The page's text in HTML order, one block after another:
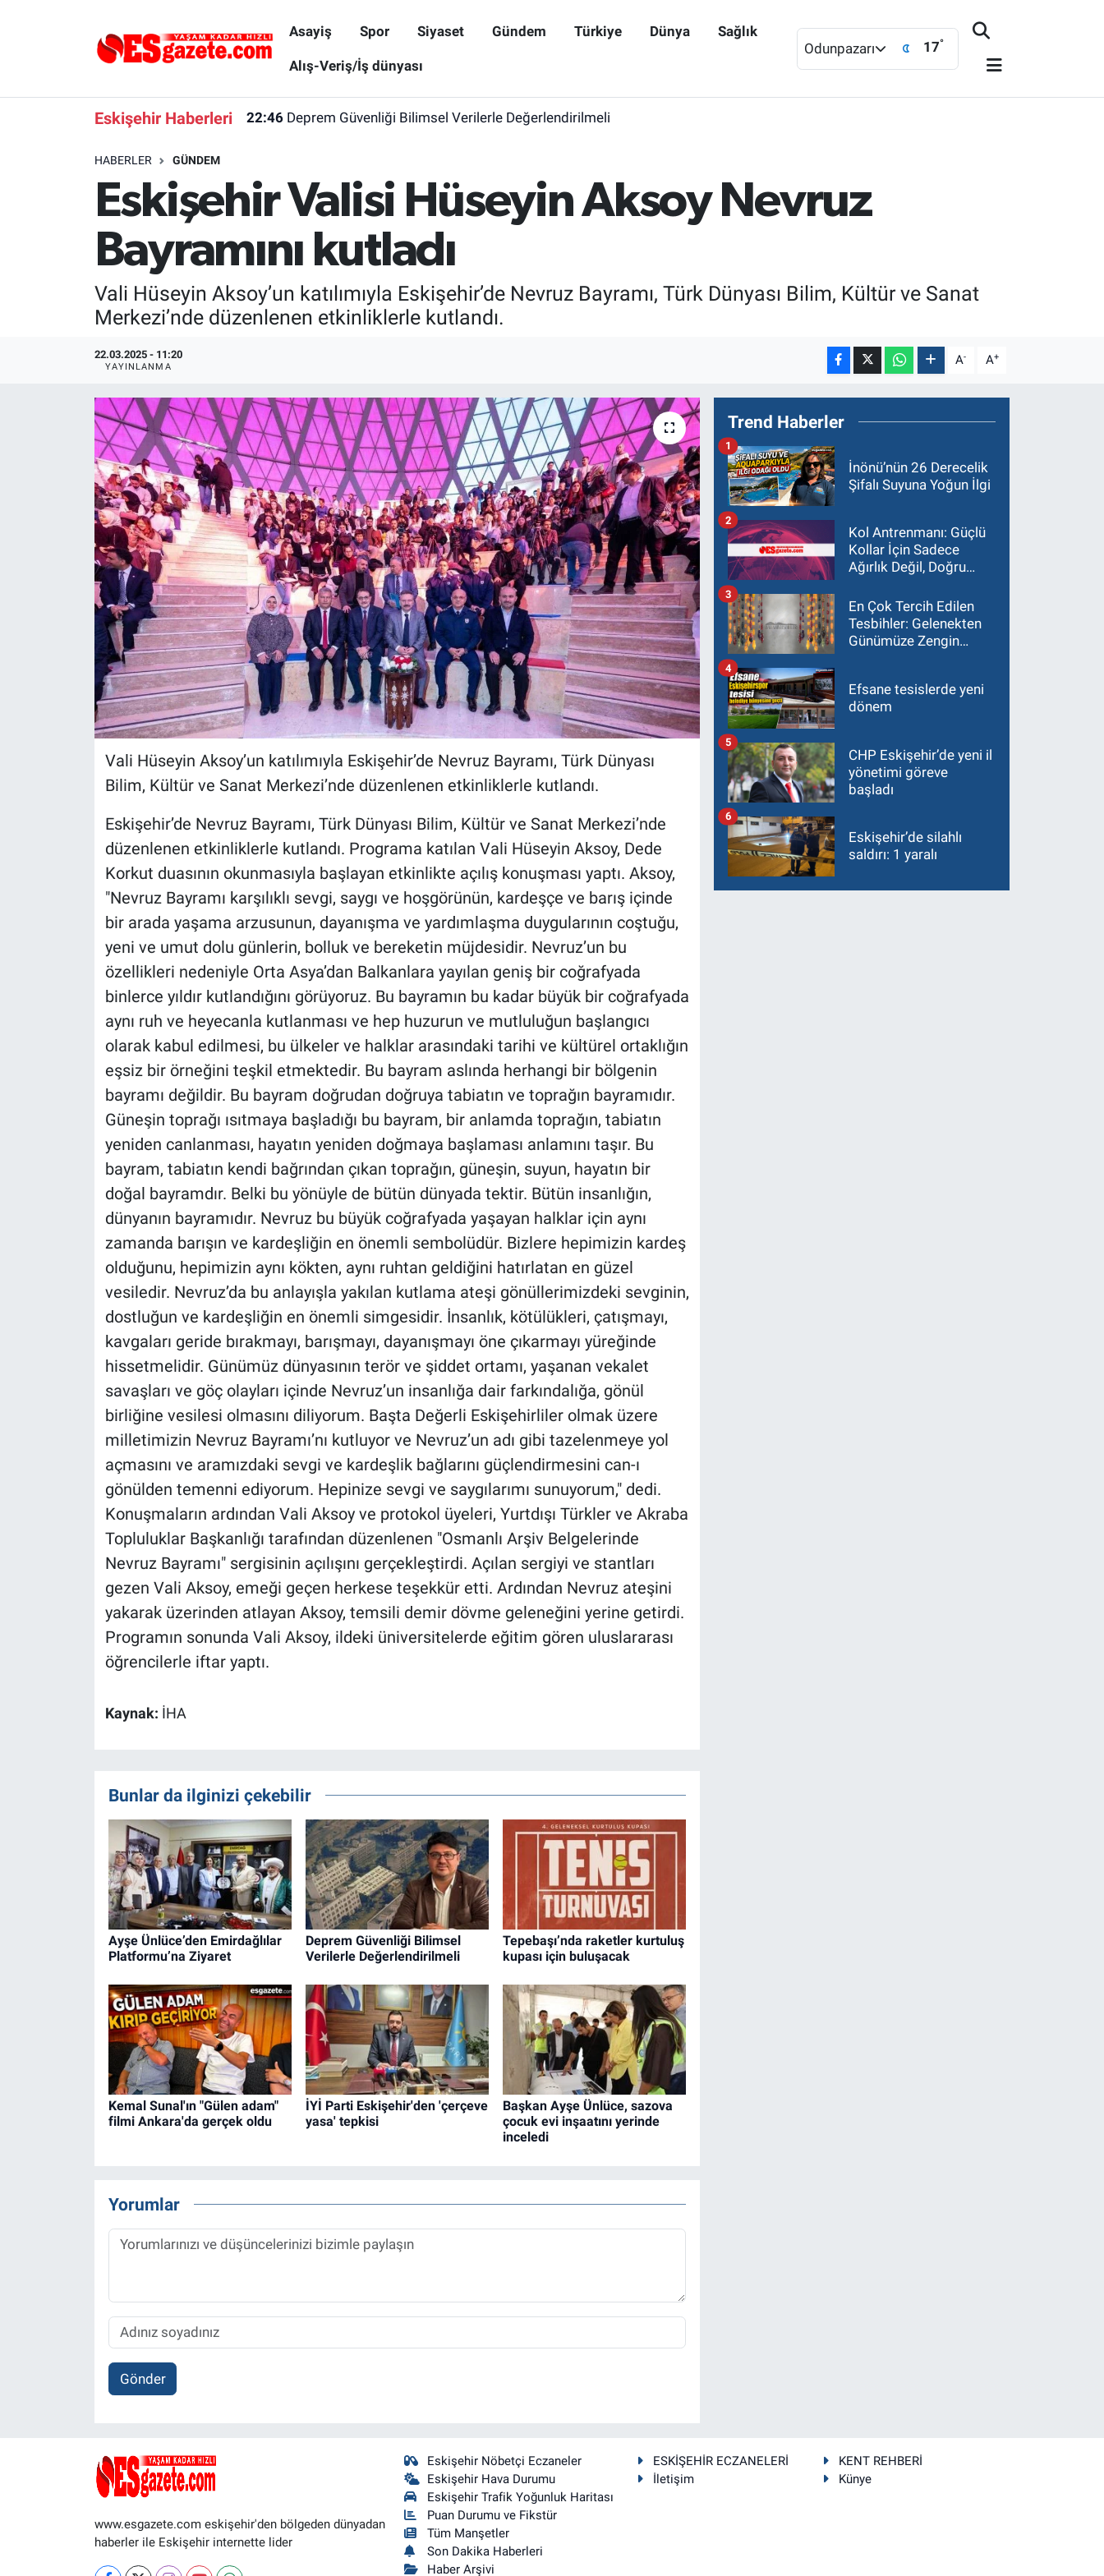
Asayiş Spor Siyaset Gündem Türkiye Dünya Sağlık
Alış-Veriş/İş dünyası
Odunpazarı 17°
Eskişehir Haberleri 22:46 Deprem Güvenliği Bilimsel Verilerle Değerlendirilmeli
HABERLER GÜNDEM
Eskişehir Valisi Hüseyin Aksoy Nevruz
Bayramını kutladı
Vali Hüseyin Aksoy’un katılımıyla Eskişehir’de Nevruz Bayramı, Türk Dünyası Bilim, Kültür ve Sanat
Merkezi’nde düzenlenen etkinliklerle kutlandı.
22.03.2025 - 11:20
YAYINLANMA A- A+
Vali Hüseyin Aksoy’un katılımıyla Eskişehir’de Nevruz Bayramı, Türk Dünyası
Bilim, Kültür ve Sanat Merkezi’nde düzenlenen etkinliklerle kutlandı.
Eskişehir’de Nevruz Bayramı, Türk Dünyası Bilim, Kültür ve Sanat Merkezi’nde
düzenlenen etkinliklerle kutlandı. Programa katılan Vali Hüseyin Aksoy, Dede
Korkut duasının okunmasıyla başlayan etkinlikte açılış konuşması yaptı. Aksoy,
"Nevruz Bayramı karşılıklı sevgi, saygı ve hoşgörünün, kardeşçe ve barış içinde
bir arada yaşama arzusunun, dayanışma ve yardımlaşma duygularının coştuğu,
yeni ve umut dolu günlerin, bolluk ve bereketin müjdesidir. Nevruz’un bu
özellikleri nedeniyle Orta Asya’dan Balkanlara yayılan geniş bir coğrafyada
binlerce yıldır kutlandığını görüyoruz. Bu bayramın bu kadar büyük bir coğrafyada
aynı ruh ve heyecanla kutlanması ve hep huzurun ve mutluluğun başlangıcı
olarak kabul edilmesi, bu ülkeler ve halklar arasındaki tarihi ve kültürel ortaklığın
eşsiz bir örneğini teşkil etmektedir. Bu bayram aslında herhangi bir bölgenin
bayramı değildir. Bu bayram doğrudan doğruya tabiatın ve toprağın bayramıdır.
Güneşin toprağı ısıtmaya başladığı bu bayram, bir anlamda toprağın, tabiatın
yeniden canlanması, hayatın yeniden doğmaya başlaması anlamını taşır. Bu
bayram, tabiatın kendi bağrından çıkan toprağın, güneşin, suyun, hayatın bir
doğal bayramdır. Belki bu yönüyle de bütün dünyada tektir. Bütün insanlığın,
dünyanın bayramıdır. Nevruz bu büyük coğrafyada yaşayan halklar için aynı
zamanda barışın ve kardeşliğin en önemli sembolüdür. Bizlere hepimizin kardeş
olduğunu, hepimizin aynı kökten, aynı ruhtan geldiğini hatırlatan en güzel
vesiledir. Nevruz’da bu anlayışla yakılan kutlama ateşi gönüllerimizdeki sevginin,
dostluğun ve kardeşliğin en önemli simgesidir. İnsanlık, kötülükleri, çatışmayı,
kavgaları geride bırakmayı, barışmayı, dayanışmayı öne çıkarmayı yüreğinde
hissetmelidir. Günümüz dünyasının terör ve şiddet ortamı, yaşanan vekalet
savaşları ve göç olayları içinde Nevruz’un insanlığa dair farkındalığa, gönül
birliğine vesilesi olmasını diliyorum. Başta Değerli Eskişehirliler olmak üzere
milletimizin Nevruz Bayramı’nı kutluyor ve Nevruz’un adı gibi tazelenmeye yol
açmasını ve aramızdaki sevgi ve kardeşlik bağlarını güçlendirmesini can-ı
gönülden temenni ediyorum. Hepinize sevgi ve saygılarımı sunuyorum," dedi.
Konuşmaların ardından Vali Aksoy ve protokol üyeleri, Yurtdışı Türkler ve Akraba
Topluluklar Başkanlığı tarafından düzenlenen "Osmanlı Arşiv Belgelerinde
Nevruz Bayramı" sergisinin açılışını gerçekleştirdi. Açılan sergiyi ve stantları
gezen Vali Aksoy, emeği geçen herkese teşekkür etti. Ardından Nevruz ateşini
yakarak üzerinden atlayan Aksoy, temsili demir dövme geleneğini yerine getirdi.
Programın sonunda Vali Aksoy, ildeki üniversitelerde eğitim gören uluslararası
öğrencilerle iftar yaptı.
Kaynak: İHA
Bunlar da ilginizi çekebilir
Ayşe Ünlüce’den Emirdağlılar
Platformu’na Ziyaret
Deprem Güvenliği Bilimsel
Verilerle Değerlendirilmeli
Tepebaşı’nda raketler kurtuluş
kupası için buluşacak
Kemal Sunal'ın "Gülen adam"
filmi Ankara'da gerçek oldu
İYİ Parti Eskişehir'den 'çerçeve
yasa' tepkisi
Başkan Ayşe Ünlüce, sazova
çocuk evi inşaatını yerinde
inceledi
Yorumlar
Gönder
Trend Haberler
İnönü’nün 26 Derecelik
Şifalı Suyuna Yoğun İlgi
1
Kol Antrenmanı: Güçlü
Kollar İçin Sadece
Ağırlık Değil, Doğru
2
En Çok Tercih Edilen
Tesbihler: Gelenekten
Günümüze Zengin
3
Efsane tesislerde yeni
dönem
4
CHP Eskişehir’de yeni il
yönetimi göreve
başladı
5
Eskişehir’de silahlı
saldırı: 1 yaralı
6
www.esgazete.com eskişehir'den bölgeden dünyadan
haberler ile Eskişehir internette lider
Eskişehir Nöbetçi Eczaneler
Eskişehir Hava Durumu
Eskişehir Trafik Yoğunluk Haritası
Puan Durumu ve Fikstür
Tüm Manşetler
Son Dakika Haberleri
Haber Arşivi
ESKİŞEHİR ECZANELERİ
KENT REHBERİ
İletişim
Künye
Alış-Veriş/İş dünyası
Eskişehirspor Arşivi
Eskişehir Arşivi
Ekonomi
Kültür Sanat
Politika
Kütahya
Magazin
Bilim ve Teknoloji
Eskişehir Nöbetçi Eczaneler
Süper Lig Puan Durumu ve Fikstür
Tüm Manşetler
Son Dakika Haberleri
Haber Arşivi